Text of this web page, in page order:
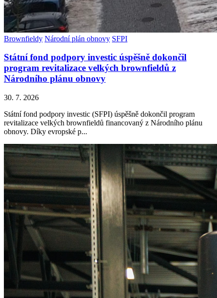
Brownfieldy Národní plán obnovy SFPI
Státní fond podpory investic úspěšně dokončil
program revitalizace velkých brownfieldů z
Národního plánu obnovy
30. 7. 2026
Státní fond podpory investic (SFPI) úspěšně dokončil program
revitalizace velkých brownfieldů financovaný z Národního plánu
obnovy. Díky evropské p...